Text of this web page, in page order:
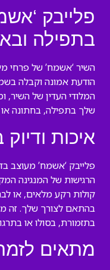
פלייבק
בתפילה
השיר ‘אשמח’ של פרחי
הודעת אמונה וקבלה
המלודי העדין של השיר,
שלך בתפילה, בחתונה או
איכות
פלייבק ‘אשמח’ מעוצב
הרגישות של המנגינה
קולות רקע מלאים, או
בהתאם לצורך שלך. זה
בתזמורת, בסולו או
מתאים